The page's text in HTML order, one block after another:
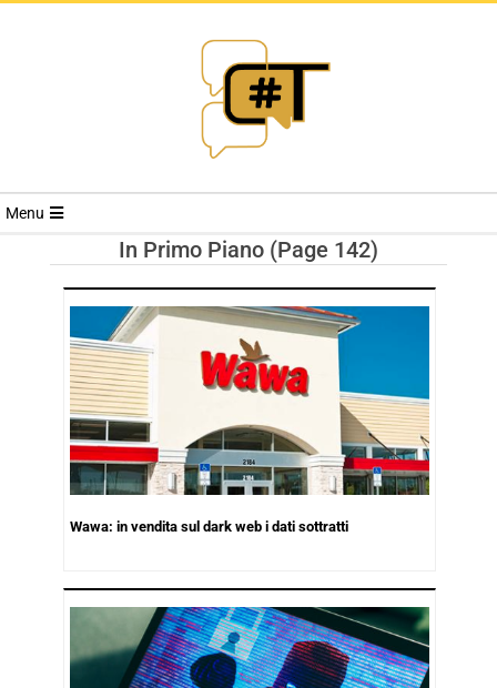
RIVISTA
TRENDS
Menu
In Primo Piano (Page 142)
Wawa: in vendita sul dark web i dati sottratti